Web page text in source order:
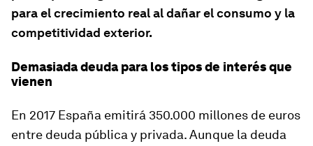
para el crecimiento real al dañar el consumo y la
competitividad exterior.
Demasiada deuda para los tipos de interés que
vienen
En 2017 España emitirá 350.000 millones de euros
entre deuda pública y privada. Aunque la deuda